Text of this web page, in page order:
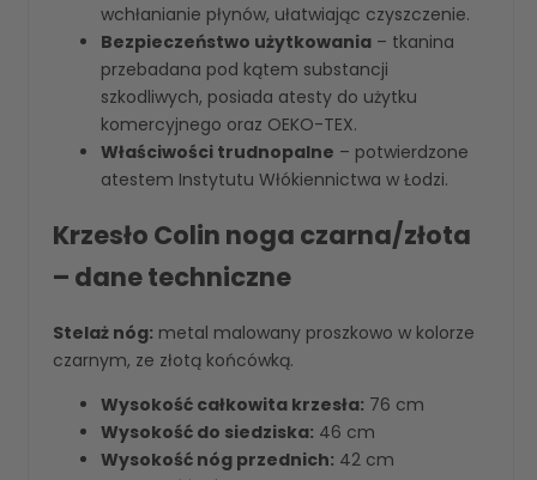
wchłanianie płynów, ułatwiając czyszczenie.
Bezpieczeństwo użytkowania – tkanina
przebadana pod kątem substancji
szkodliwych, posiada atesty do użytku
komercyjnego oraz OEKO-TEX.
Właściwości trudnopalne – potwierdzone
atestem Instytutu Włókiennictwa w Łodzi.
Krzesło Colin noga czarna/złota
– dane techniczne
Stelaż nóg: metal malowany proszkowo w kolorze
czarnym, ze złotą końcówką.
Wysokość całkowita krzesła: 76 cm
Wysokość do siedziska: 46 cm
Wysokość nóg przednich: 42 cm